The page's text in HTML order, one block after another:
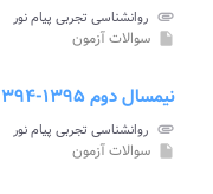
attachment روانشناسی تجربی پیام نور
insert_drive_file سوالات آزمون
نیمسال دوم ۱۳۹۵-۱۳۹۴
attachment روانشناسی تجربی پیام نور
insert_drive_file سوالات آزمون